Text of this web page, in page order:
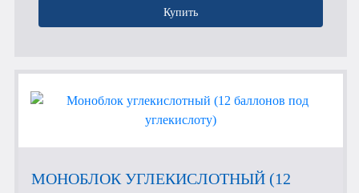
Купить
МОНОБЛОК УГЛЕКИСЛОТНЫЙ (12